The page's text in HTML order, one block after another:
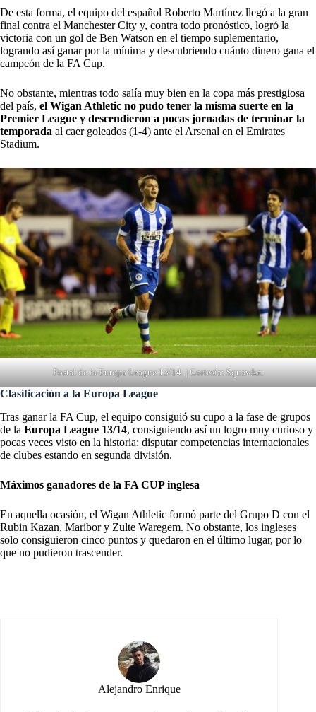
De esta forma, el equipo del español Roberto Martínez llegó a la gran
final contra el Manchester City y, contra todo pronóstico, logró la
victoria con un gol de Ben Watson en el tiempo suplementario,
logrando así ganar por la mínima y descubriendo cuánto dinero gana el
campeón de la FA Cup.
No obstante, mientras todo salía muy bien en la copa más prestigiosa
del país, el Wigan Athletic no pudo tener la misma suerte en la
Premier League y descendieron a pocas jornadas de terminar la
temporada al caer goleados (1-4) ante el Arsenal en el Emirates
Stadium.
Postal de la Europa League 13/14. | Cortesía: Squawka.
Clasificación a la Europa League
Tras ganar la FA Cup, el equipo consiguió su cupo a la fase de grupos
de la Europa League 13/14, consiguiendo así un logro muy curioso y
pocas veces visto en la historia: disputar competencias internacionales
de clubes estando en segunda división.
Máximos ganadores de la FA CUP inglesa
En aquella ocasión, el Wigan Athletic formó parte del Grupo D con el
Rubin Kazan, Maribor y Zulte Waregem. No obstante, los ingleses
solo consiguieron cinco puntos y quedaron en el último lugar, por lo
que no pudieron trascender.
Alejandro Enrique